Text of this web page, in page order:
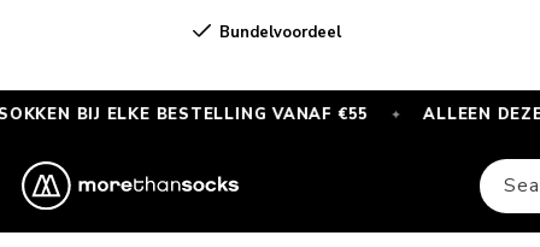
Bundelvoordeel
ELKE BESTELLING VANAF €55 ✦ ALLEEN DEZE MAAND
SPORTSOKKEN
elke